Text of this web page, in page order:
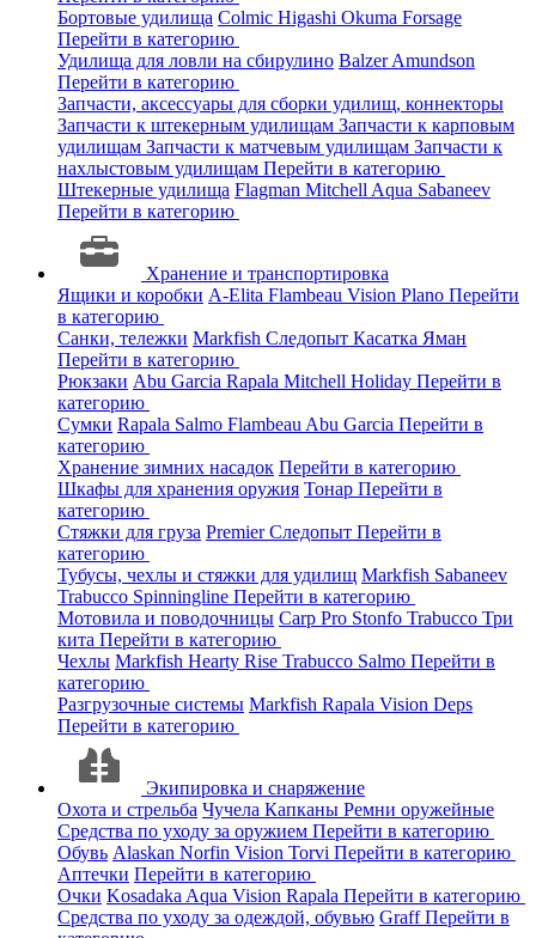
Бортовые удилища Colmic Higashi Okuma Forsage
Перейти в категорию
Удилища для ловли на сбирулино BalzerAmundson
Перейти в категорию
Запчасти, аксессуары для сборки удилищ, коннекторы
Запчасти к штекерным удилищам Запчасти к карповым
удилищам Запчасти к матчевым удилищам Запчасти к
нахлыстовым удилищам Перейти в категорию
Штекерные удилища Flagman Mitchell Aqua Sabaneev
Перейти в категорию
Хранение и транспортировка
Ящики и коробки A-Elita Flambeau Vision Plano Перейти
в категорию
Санки, тележки Markfish Следопыт Касатка Яман
Перейти в категорию
Рюкзаки Abu Garcia Rapala Mitchell Holiday Перейти в
категорию
Сумки Rapala Salmo Flambeau Abu Garcia Перейти в
категорию
Хранение зимних насадок Перейти в категорию
Шкафы для хранения оружия Тонар Перейти в
категорию
Стяжки для груза PremierСледопыт Перейти в
категорию
Тубусы, чехлы и стяжки для удилищ Markfish Sabaneev
Trabucco Spinningline Перейти в категорию
Мотовила и поводочницы Carp Pro Stonfo Trabucco Три
кита Перейти в категорию
Чехлы Markfish Hearty Rise Trabucco Salmo Перейти в
категорию
Разгрузочные системы Markfish Rapala Vision Deps
Перейти в категорию
Экипировка и снаряжение
Охота и стрельба Чучела Капканы Ремни оружейные
Средства по уходу за оружием Перейти в категорию
Обувь Alaskan Norfin Vision Torvi Перейти в категорию
Аптечки Перейти в категорию
Очки Kosadaka Aqua Vision Rapala Перейти в категорию
Средства по уходу за одеждой, обувью GraffПерейти в